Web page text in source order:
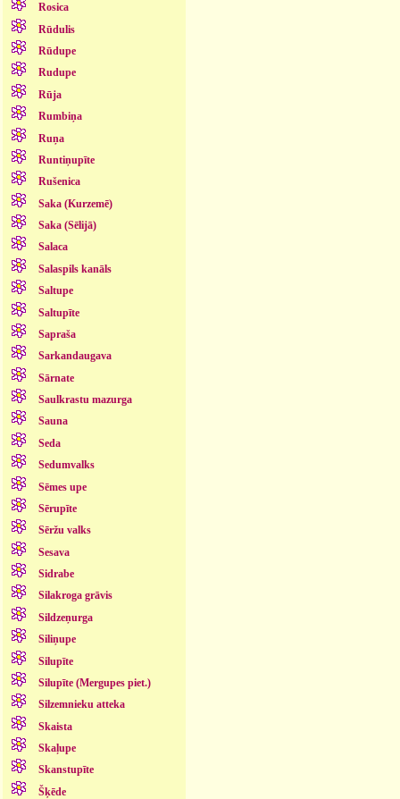
Rosica
Rūdulis
Rūdupe
Rudupe
Rūja
Rumbiņa
Ruņa
Runtiņupīte
Rušenica
Saka (Kurzemē)
Saka (Sēlijā)
Salaca
Salaspils kanāls
Saltupe
Saltupīte
Sapraša
Sarkandaugava
Sārnate
Saulkrastu mazurga
Sauna
Seda
Sedumvalks
Sēmes upe
Sērupīte
Sēržu valks
Sesava
Sidrabe
Silakroga grāvis
Sildzeņurga
Siliņupe
Silupīte
Silupīte (Mergupes piet.)
Silzemnieku atteka
Skaista
Skaļupe
Skanstupīte
Šķēde